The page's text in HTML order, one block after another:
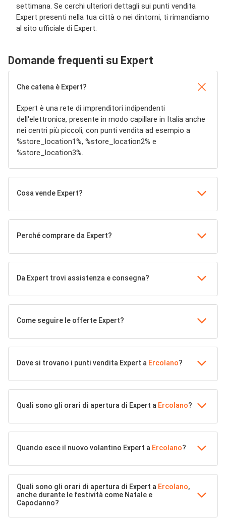
settimana. Se cerchi ulteriori dettagli sui punti vendita
Expert presenti nella tua città o nei dintorni, ti rimandiamo
al sito ufficiale di Expert.
Domande frequenti su Expert
Che catena è Expert?
Expert è una rete di imprenditori indipendenti
dell'elettronica, presente in modo capillare in Italia anche
nei centri più piccoli, con punti vendita ad esempio a
%store_location1%, %store_location2% e
%store_location3%.
Cosa vende Expert?
Perché comprare da Expert?
Da Expert trovi assistenza e consegna?
Come seguire le offerte Expert?
Dove si trovano i punti vendita Expert a Ercolano?
Quali sono gli orari di apertura di Expert a Ercolano?
Quando esce il nuovo volantino Expert a Ercolano?
Quali sono gli orari di apertura di Expert a Ercolano,
anche durante le festività come Natale e
Capodanno?